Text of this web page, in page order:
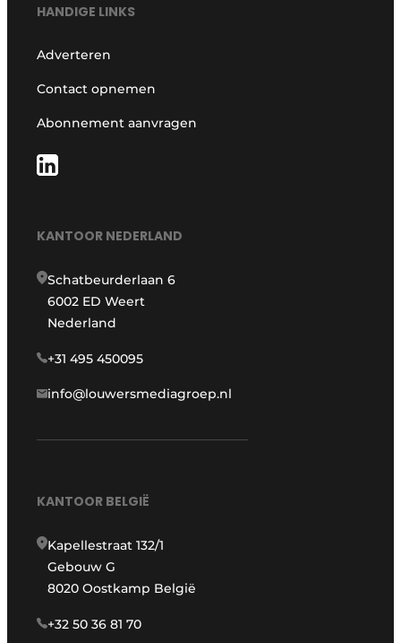
HANDIGE LINKS
Adverteren
Contact opnemen
Abonnement aanvragen
KANTOOR NEDERLAND
Schatbeurderlaan 6
6002 ED Weert
Nederland
+31 495 450095
info@louwersmediagroep.nl
KANTOOR BELGIË
Kapellestraat 132/1
Gebouw G
8020 Oostkamp België
+32 50 36 81 70